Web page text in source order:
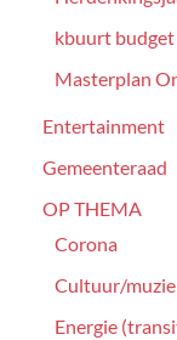
kbuurt
Masterplan
Entertainment
Gemeenteraad
OP THEMA
Corona
Cultuur/
Energie